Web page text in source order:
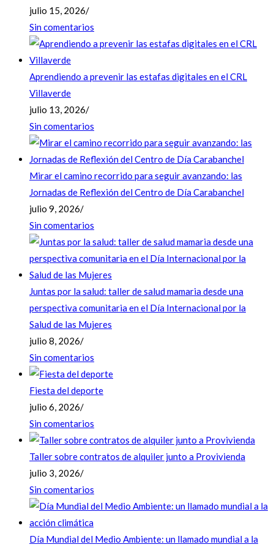
julio 15, 2026/
Sin comentarios
Aprendiendo a prevenir las estafas digitales en el CRL
Villaverde
julio 13, 2026/
Sin comentarios
Mirar el camino recorrido para seguir avanzando: las
Jornadas de Reflexión del Centro de Día Carabanchel
julio 9, 2026/
Sin comentarios
Juntas por la salud: taller de salud mamaria desde una
perspectiva comunitaria en el Día Internacional por la
Salud de las Mujeres
julio 8, 2026/
Sin comentarios
Fiesta del deporte
julio 6, 2026/
Sin comentarios
Taller sobre contratos de alquiler junto a Provivienda
julio 3, 2026/
Sin comentarios
Día Mundial del Medio Ambiente: un llamado mundial a la